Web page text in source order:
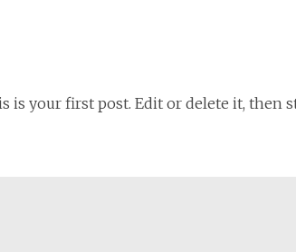
is your first post. Edit or delete it, then